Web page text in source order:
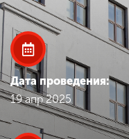
Абитуриенту
Обучение
Наука
Дата проведения:
19 апр 2025